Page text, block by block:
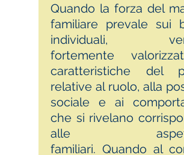
Quando la forza del
familiare prevale sui
individuali,
fortemente
caratteristiche del
relative al ruolo, alla
sociale e ai
che si rivelano
alle
familiari. Quando al